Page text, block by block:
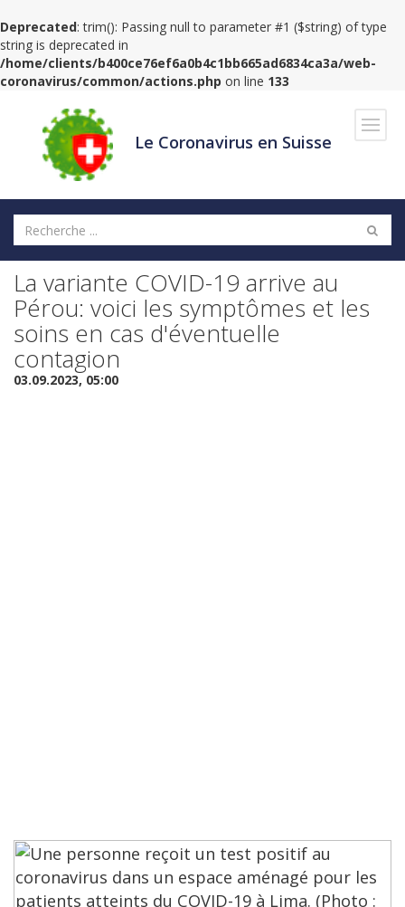
Deprecated: trim(): Passing null to parameter #1 ($string) of type
string is deprecated in
/home/clients/b400ce76ef6a0b4c1bb665ad6834ca3a/web-
coronavirus/common/actions.php on line 133
Le Coronavirus en Suisse
La variante COVID-19 arrive au
Pérou: voici les symptômes et les
soins en cas d'éventuelle
contagion
03.09.2023, 05:00